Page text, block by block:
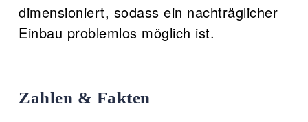
dimensioniert, sodass ein nachträglicher
Einbau problemlos möglich ist.
Zahlen & Fakten